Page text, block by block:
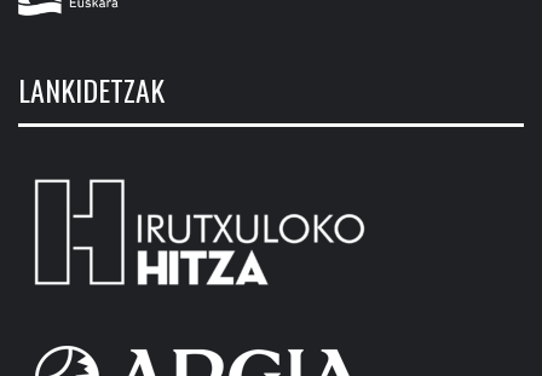
LANKIDETZAK